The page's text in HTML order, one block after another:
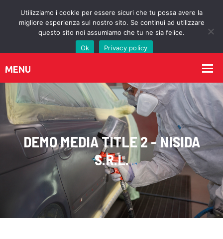
DEMO MEDIA TITLE 2 - NISIDA
S.R.L.
Utilizziamo i cookie per essere sicuri che tu possa avere la
migliore esperienza sul nostro sito. Se continui ad utilizzare
questo sito noi assumiamo che tu ne sia felice.
Ok
Privacy policy